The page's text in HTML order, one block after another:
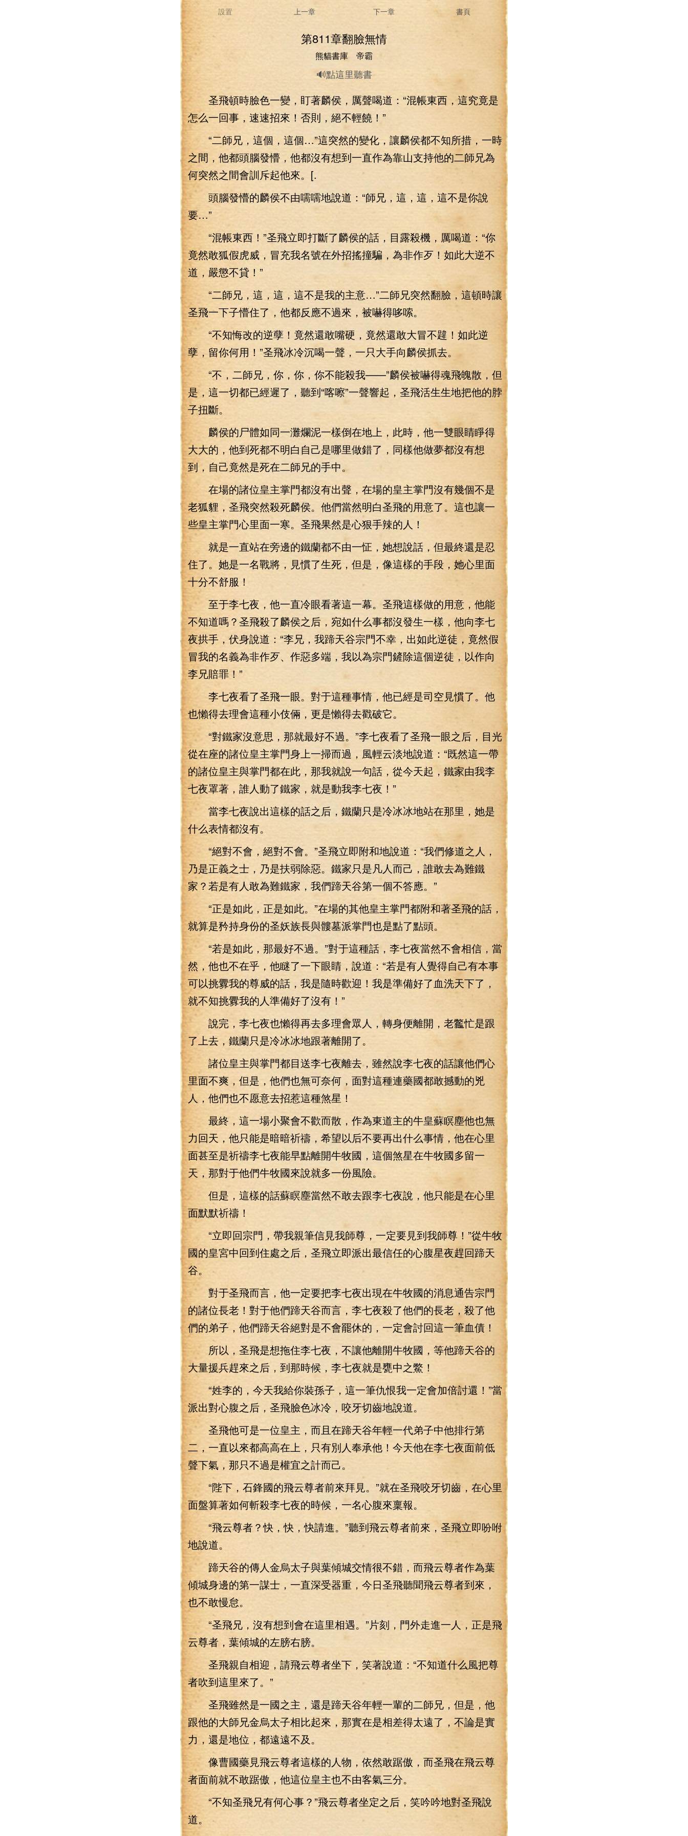
設置 上一章 下一章 書頁
第811章翻臉無情
熊貓書庫 帝霸
🔊點這里聽書
圣飛頓時臉色一變，盯著麟侯，厲聲喝道：“混帳東西，這究竟是
怎么一回事，速速招來！否則，絕不輕饒！”
“二師兄，這個，這個…”這突然的變化，讓麟侯都不知所措，一時
之間，他都頭腦發懵，他都沒有想到一直作為靠山支持他的二師兄為
何突然之間會訓斥起他來。[.
頭腦發懵的麟侯不由嚅嚅地說道：“師兄，這，這，這不是你說
要…”
“混帳東西！”圣飛立即打斷了麟侯的話，目露殺機，厲喝道：“你
竟然敢狐假虎威，冒充我名號在外招搖撞騙，為非作歹！如此大逆不
道，嚴懲不貸！”
“二師兄，這，這，這不是我的主意…”二師兄突然翻臉，這頓時讓
圣飛一下子懵住了，他都反應不過來，被嚇得哆嗦。
“不知悔改的逆孽！竟然還敢嘴硬，竟然還敢大冒不韙！如此逆
孽，留你何用！”圣飛冰冷沉喝一聲，一只大手向麟侯抓去。
“不，二師兄，你，你，你不能殺我——”麟侯被嚇得魂飛魄散，但
是，這一切都已經遲了，聽到“喀嚓”一聲響起，圣飛活生生地把他的脖
子扭斷。
麟侯的尸體如同一灘爛泥一樣倒在地上，此時，他一雙眼睛睜得
大大的，他到死都不明白自己是哪里做錯了，同樣他做夢都沒有想
到，自己竟然是死在二師兄的手中。
在場的諸位皇主掌門都沒有出聲，在場的皇主掌門沒有幾個不是
老狐貍，圣飛突然殺死麟侯。他們當然明白圣飛的用意了。這也讓一
些皇主掌門心里面一寒。圣飛果然是心狠手辣的人！
就是一直站在旁邊的鐵蘭都不由一怔，她想說話，但最終還是忍
住了。她是一名戰將，見慣了生死，但是，像這樣的手段，她心里面
十分不舒服！
至于李七夜，他一直冷眼看著這一幕。圣飛這樣做的用意，他能
不知道嗎？圣飛殺了麟侯之后，宛如什么事都沒發生一樣，他向李七
夜拱手，伏身說道：“李兄，我蹄天谷宗門不幸，出如此逆徒，竟然假
冒我的名義為非作歹、作惡多端，我以為宗門鏟除這個逆徒，以作向
李兄賠罪！”
李七夜看了圣飛一眼。對于這種事情，他已經是司空見慣了。他
也懶得去理會這種小伎倆，更是懶得去戳破它。
“對鐵家沒意思，那就最好不過。”李七夜看了圣飛一眼之后，目光
從在座的諸位皇主掌門身上一掃而過，風輕云淡地說道：“既然這一帶
的諸位皇主與掌門都在此，那我就說一句話，從今天起，鐵家由我李
七夜罩著，誰人動了鐵家，就是動我李七夜！”
當李七夜說出這樣的話之后，鐵蘭只是冷冰冰地站在那里，她是
什么表情都沒有。
“絕對不會，絕對不會。”圣飛立即附和地說道：“我們修道之人，
乃是正義之士，乃是扶弱除惡。鐵家只是凡人而己，誰敢去為難鐵
家？若是有人敢為難鐵家，我們蹄天谷第一個不答應。”
“正是如此，正是如此。”在場的其他皇主掌門都附和著圣飛的話，
就算是矜持身份的圣妖族長與髏墓派掌門也是點了點頭。
“若是如此，那最好不過。”對于這種話，李七夜當然不會相信，當
然，他也不在乎，他瞇了一下眼睛，說道：“若是有人覺得自己有本事
可以挑釁我的尊威的話，我是隨時歡迎！我是準備好了血洗天下了，
就不知挑釁我的人準備好了沒有！”
說完，李七夜也懶得再去多理會眾人，轉身便離開，老龞忙是跟
了上去，鐵蘭只是冷冰冰地跟著離開了。
諸位皇主與掌門都目送李七夜離去，雖然說李七夜的話讓他們心
里面不爽，但是，他們也無可奈何，面對這種連藥國都敢撼動的兇
人，他們也不愿意去招惹這種煞星！
最終，這一場小聚會不歡而散，作為東道主的牛皇蘇瞑塵他也無
力回天，他只能是暗暗祈禱，希望以后不要再出什么事情，他在心里
面甚至是祈禱李七夜能早點離開牛牧國，這個煞星在牛牧國多留一
天，那對于他們牛牧國來說就多一份風險。
但是，這樣的話蘇瞑塵當然不敢去跟李七夜說，他只能是在心里
面默默祈禱！
“立即回宗門，帶我親筆信見我師尊，一定要見到我師尊！”從牛牧
國的皇宮中回到住處之后，圣飛立即派出最信任的心腹星夜趕回蹄天
谷。
對于圣飛而言，他一定要把李七夜出現在牛牧國的消息通告宗門
的諸位長老！對于他們蹄天谷而言，李七夜殺了他們的長老，殺了他
們的弟子，他們蹄天谷絕對是不會罷休的，一定會討回這一筆血債！
所以，圣飛是想拖住李七夜，不讓他離開牛牧國，等他蹄天谷的
大量援兵趕來之后，到那時候，李七夜就是甕中之鱉！
“姓李的，今天我給你裝孫子，這一筆仇恨我一定會加倍討還！”當
派出對心腹之后，圣飛臉色冰冷，咬牙切齒地說道。
圣飛他可是一位皇主，而且在蹄天谷年輕一代弟子中他排行第
二，一直以來都高高在上，只有別人奉承他！今天他在李七夜面前低
聲下氣，那只不過是權宜之計而己。
“陛下，石鋒國的飛云尊者前來拜見。”就在圣飛咬牙切齒，在心里
面盤算著如何斬殺李七夜的時候，一名心腹來稟報。
“飛云尊者？快，快，快請進。”聽到飛云尊者前來，圣飛立即吩咐
地說道。
蹄天谷的傳人金烏太子與葉傾城交情很不錯，而飛云尊者作為葉
傾城身邊的第一謀士，一直深受器重，今日圣飛聽聞飛云尊者到來，
也不敢慢怠。
“圣飛兄，沒有想到會在這里相遇。”片刻，門外走進一人，正是飛
云尊者，葉傾城的左膀右膀。
圣飛親自相迎，請飛云尊者坐下，笑著說道：“不知道什么風把尊
者吹到這里來了。”
圣飛雖然是一國之主，還是蹄天谷年輕一輩的二師兄，但是，他
跟他的大師兄金烏太子相比起來，那實在是相差得太遠了，不論是實
力，還是地位，都遠遠不及。
像曹國藥見飛云尊者這樣的人物，依然敢踞傲，而圣飛在飛云尊
者面前就不敢踞傲，他這位皇主也不由客氣三分。
“不知圣飛兄有何心事？”飛云尊者坐定之后，笑吟吟地對圣飛說
道。